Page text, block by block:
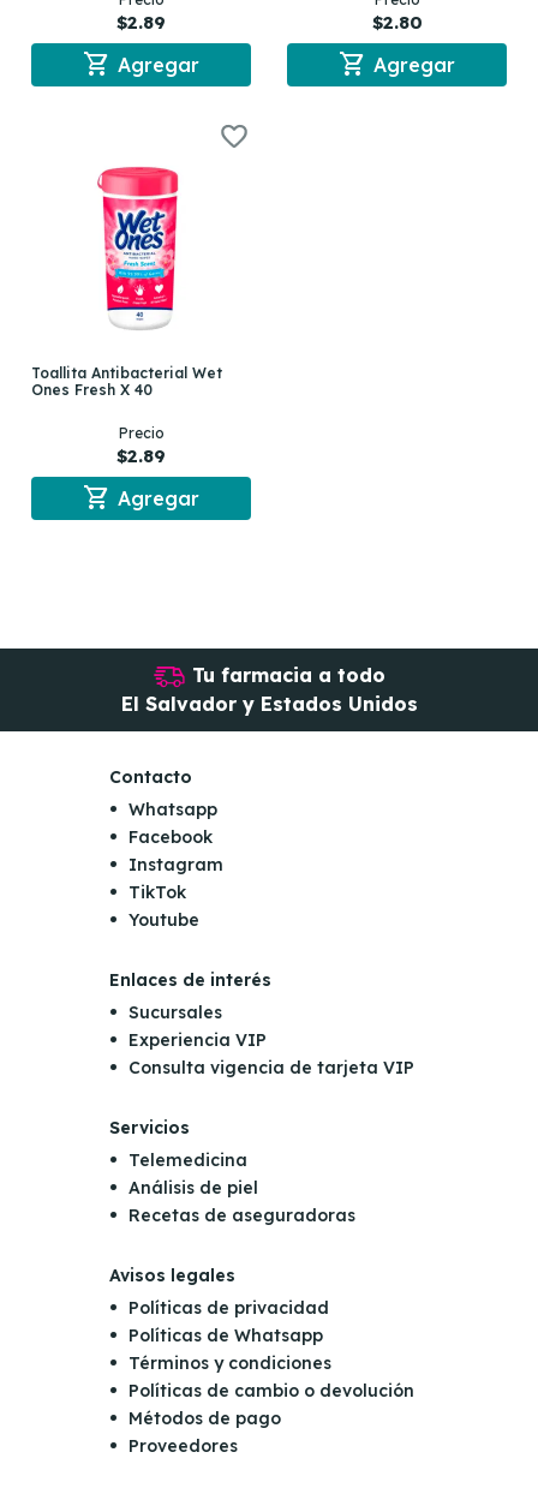
$2.89
shopping_cart Agregar
$2.80
shopping_cart Agregar
Toallita Antibacterial Wet
Ones Fresh X 40
Precio
$2.89
shopping_cart Agregar
Tu farmacia a todo
El Salvador y Estados Unidos
Contacto
Whatsapp
Facebook
Instagram
TikTok
Youtube
Enlaces de interés
Sucursales
Experiencia VIP
Consulta vigencia de tarjeta VIP
Servicios
Telemedicina
Análisis de piel
Recetas de aseguradoras
Avisos legales
Políticas de privacidad
Políticas de Whatsapp
Términos y condiciones
Políticas de cambio o devolución
Métodos de pago
Proveedores